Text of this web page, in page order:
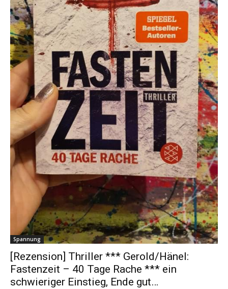
Spannung
[Rezension] Thriller *** Gerold/Hänel:
Fastenzeit – 40 Tage Rache *** ein
schwieriger Einstieg, Ende gut…